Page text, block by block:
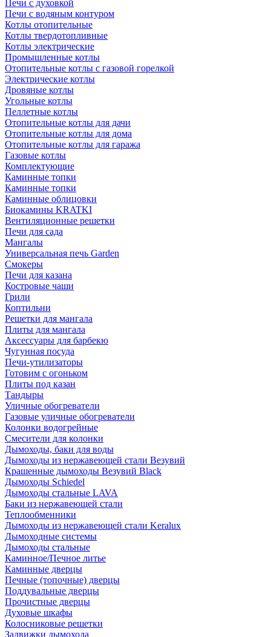
Печи с духовкой
Печи с водяным контуром
Котлы отопительные
Котлы твердотопливные
Котлы электрические
Промышленные котлы
Отопительные котлы с газовой горелкой
Электрические котлы
Дровяные котлы
Угольные котлы
Пеллетные котлы
Отопительные котлы для дачи
Отопительные котлы для дома
Отопительные котлы для гаража
Газовые котлы
Комплектующие
Каминные топки
Каминные топки
Каминные облицовки
Биокамины KRATKI
Вентиляционные решетки
Печи для сада
Мангалы
Универсальная печь Garden
Смокеры
Печи для казана
Костровые чаши
Грили
Коптильни
Решетки для мангала
Плиты для мангала
Аксессуары для барбекю
Чугунная посуда
Печи-утилизаторы
Готовим с огоньком
Плиты под казан
Тандыры
Уличные обогреватели
Газовые уличные обогреватели
Колонки водогрейные
Смесители для колонки
Дымоходы, баки для воды
Дымоходы из нержавеющей стали Везувий
Крашенные дымоходы Везувий Black
Дымоходы Schiedel
Дымоходы стальные LAVA
Баки из нержавеющей стали
Теплообменники
Дымоходы из нержавеющей стали Keralux
Дымоходные системы
Дымоходы стальные
Каминное/Печное литье
Каминные дверцы
Печные (топочные) дверцы
Поддувальные дверцы
Прочистные дверцы
Духовые шкафы
Колосниковые решетки
Задвижки дымохода